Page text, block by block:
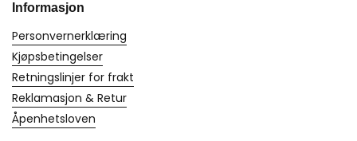
Informasjon
Personvernerklæring
Kjøpsbetingelser
Retningslinjer for frakt
Reklamasjon & Retur
Åpenhetsloven